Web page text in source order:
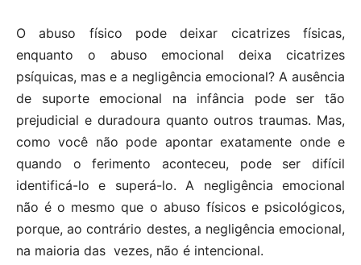
O abuso físico pode deixar cicatrizes físicas,
enquanto o abuso emocional deixa cicatrizes
psíquicas, mas e a negligência emocional? A ausência
de suporte emocional na infância pode ser tão
prejudicial e duradoura quanto outros traumas. Mas,
como você não pode apontar exatamente onde e
quando o ferimento aconteceu, pode ser difícil
identificá-lo e superá-lo. A negligência emocional
não é o mesmo que o abuso físicos e psicológicos,
porque, ao contrário destes, a negligência emocional,
na maioria das vezes, não é intencional.